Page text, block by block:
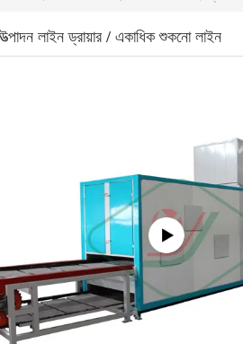
লাইন ড্রায়ার / একাধিক শুকনো লাইন